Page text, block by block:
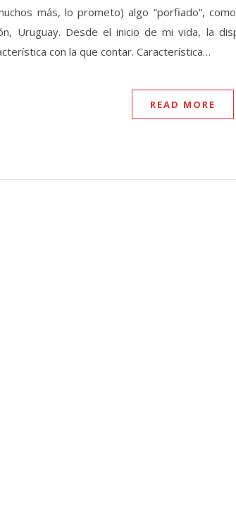
más, lo prometo) algo “porfiado”,
Uruguay. Desde el inicio de mi vida, la
con la que contar. Característica…
READ MORE